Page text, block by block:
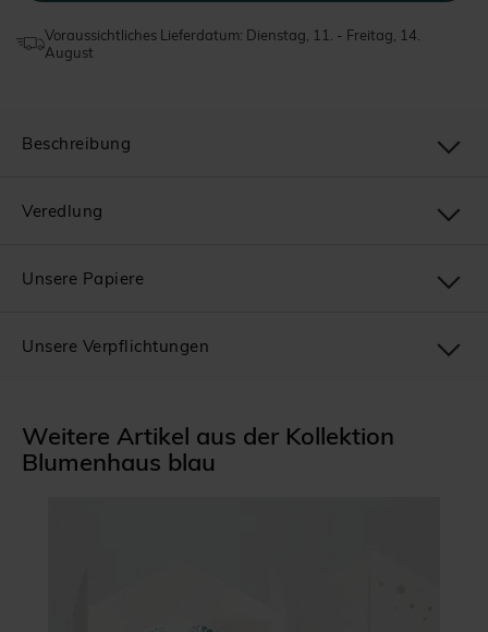
Voraussichtliches Lieferdatum: Dienstag, 11. - Freitag, 14.
August
Weitere Artikel aus der Kollektion
Blumenhaus blau
Beschreibung
Veredlung
Unsere Papiere
Unsere Verpflichtungen